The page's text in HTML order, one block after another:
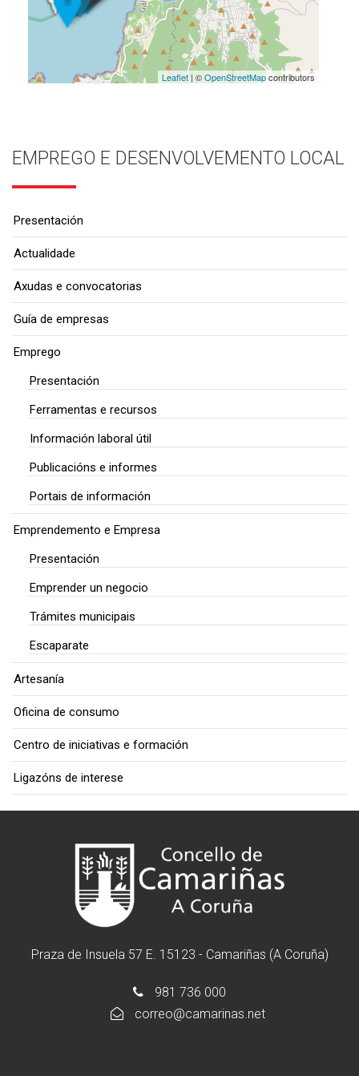
Leaflet| ©OpenStreetMapcontributors
EMPREGO E DESENVOLVEMENTO LOCAL
Presentación
Actualidade
Axudas e convocatorias
Guía de empresas
Emprego
Presentación
Ferramentas e recursos
Información laboral útil
Publicacións e informes
Portais de información
Emprendemento e Empresa
Presentación
Emprender un negocio
Trámites municipais
Escaparate
Artesanía
Oficina de consumo
Centro de iniciativas e formación
Ligazóns de interese
Praza de Insuela 57 E. 15123 - Camariñas (A Coruña)
981 736 000
correo@camarinas.net